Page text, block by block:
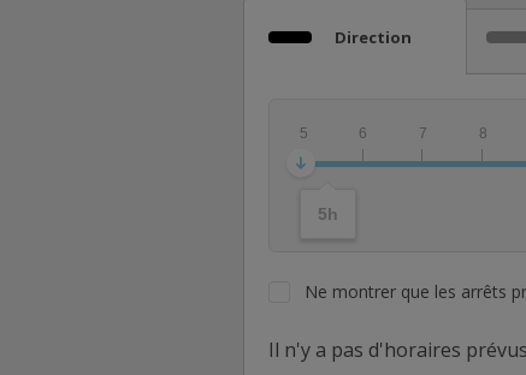
Direction
5h
5 6 7 8
Ne montrer que les arrêts
Il n'y a pas d'horaires